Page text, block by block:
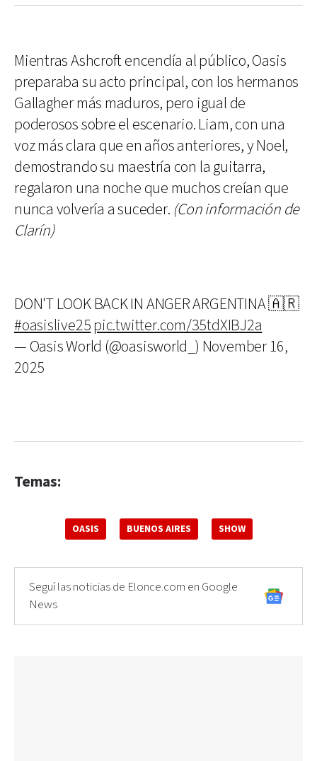
Mientras Ashcroft encendía al público, Oasis
preparaba su acto principal, con los hermanos
Gallagher más maduros, pero igual de
poderosos sobre el escenario. Liam, con una
voz más clara que en años anteriores, y Noel,
demostrando su maestría con la guitarra,
regalaron una noche que muchos creían que
nunca volvería a suceder. (Con información de
Clarín)
DON'T LOOK BACK IN ANGER ARGENTINA 🇦🇷
#oasislive25 pic.twitter.com/35tdXIBJ2a
— Oasis World (@oasisworld_) November 16,
2025
Temas:
OASIS BUENOS AIRES SHOW
Seguí las noticias de Elonce.com en Google
News